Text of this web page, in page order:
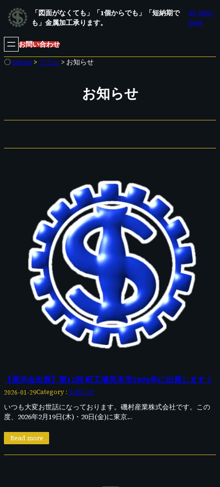
容
ス
キ
ッ
プ
「図面がなくても」「1個からでも」「短納期で
も」金属加工承ります。
03-3692-
0444
お問い合わせ
〇Home > コラム > お知らせ
お知らせ
【展示会出展】第12回 町工場見本市2026年に出展します！
2026-01-29Category : お知らせ
いつも大変お世話になっております。磯村産業株式会社です。この
度、2026年2月19日(木)・20日(金)に東京…
Read more